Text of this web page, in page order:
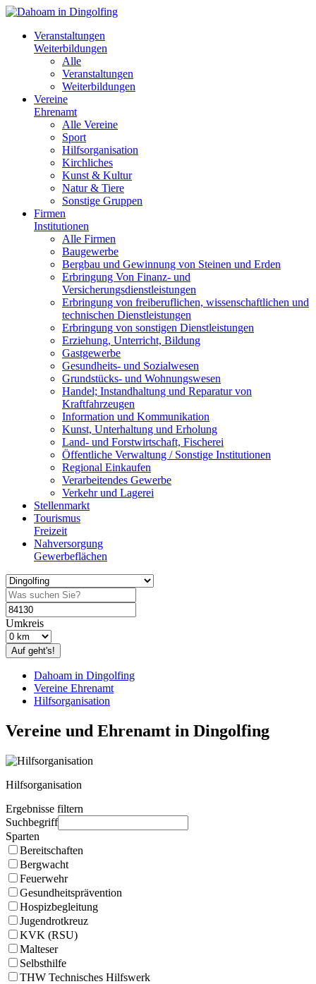
Veranstaltungen
Weiterbildungen
Alle
Veranstaltungen
Weiterbildungen
Vereine
Ehrenamt
Alle Vereine
Sport
Hilfsorganisation
Kirchliches
Kunst & Kultur
Natur & Tiere
Sonstige Gruppen
Firmen
Institutionen
Alle Firmen
Baugewerbe
Bergbau und Gewinnung von Steinen und Erden
Erbringung Von Finanz- und
Versicherungsdienstleistungen
Erbringung von freiberuflichen, wissenschaftlichen und
technischen Dienstleistungen
Erbringung von sonstigen Dienstleistungen
Erziehung, Unterricht, Bildung
Gastgewerbe
Gesundheits- und Sozialwesen
Grundstücks- und Wohnungswesen
Handel; Instandhaltung und Reparatur von
Kraftfahrzeugen
Information und Kommunikation
Kunst, Unterhaltung und Erholung
Land- und Forstwirtschaft, Fischerei
Öffentliche Verwaltung / Sonstige Institutionen
Regional Einkaufen
Verarbeitendes Gewerbe
Verkehr und Lagerei
Stellenmarkt
Tourismus
Freizeit
Nahversorgung
Gewerbeflächen
Umkreis
Auf geht's!
Dahoam in Dingolfing
Vereine Ehrenamt
Hilfsorganisation
Vereine und Ehrenamt in Dingolfing
Hilfsorganisation
Ergebnisse filtern
Suchbegriff
Sparten
Bereitschaften
Bergwacht
Feuerwehr
Gesundheitsprävention
Hospizbegleitung
Jugendrotkreuz
KVK (RSU)
Malteser
Selbsthilfe
THW Technisches Hilfswerk